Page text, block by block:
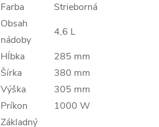
Farba
Strieborná
Obsah
nádoby
4,6 L
Hĺbka
285 mm
Šírka
380 mm
Výška
305 mm
Príkon
1000 W
Základný